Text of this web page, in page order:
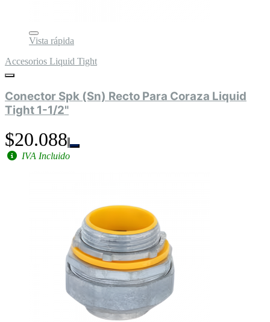
Vista rápida
Accesorios Liquid Tight
Conector Spk (Sn) Recto Para Coraza Liquid
Tight 1-1/2"
$20.088
IVA Incluido